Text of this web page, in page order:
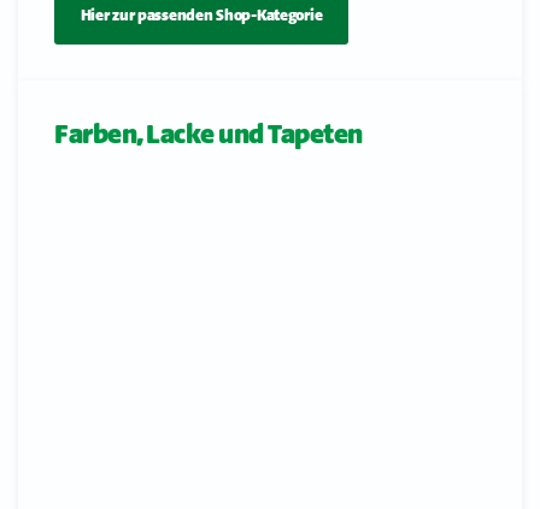
Hier zur passenden Shop-Kategorie
Farben, Lacke und Tapeten